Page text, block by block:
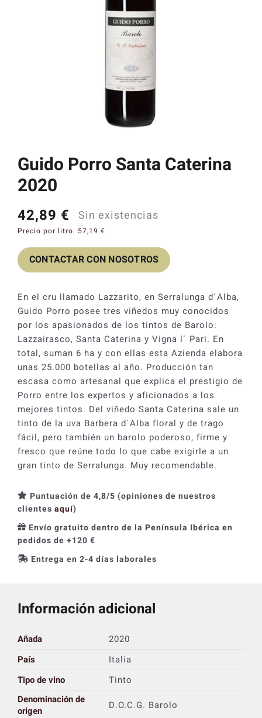
Catas y Actividades
Guido Porro Santa Caterina
2020
42,89 € Sin existencias
Precio por litro: 57,19 €
CONTACTAR CON NOSOTROS
En el cru llamado Lazzarito, en Serralunga d´Alba,
Guido Porro posee tres viñedos muy conocidos
por los apasionados de los tintos de Barolo:
Lazzairasco, Santa Caterina y Vigna l´ Pari. En
total, suman 6 ha y con ellas esta Azienda elabora
unas 25.000 botellas al año. Producción tan
escasa como artesanal que explica el prestigio de
Porro entre los expertos y aficionados a los
mejores tintos. Del viñedo Santa Caterina sale un
tinto de la uva Barbera d´Alba floral y de trago
fácil, pero también un barolo poderoso, firme y
fresco que reúne todo lo que cabe exigirle a un
gran tinto de Serralunga. Muy recomendable.
Puntuación de 4,8/5 (opiniones de nuestros
clientes aquí)
Envío gratuito dentro de la Península Ibérica en
pedidos de +120 €
Entrega en 2-4 días laborales
Información adicional
Añada
2020
País
Italia
Tipo de vino
Tinto
Denominación de
origen
D.O.C.G. Barolo